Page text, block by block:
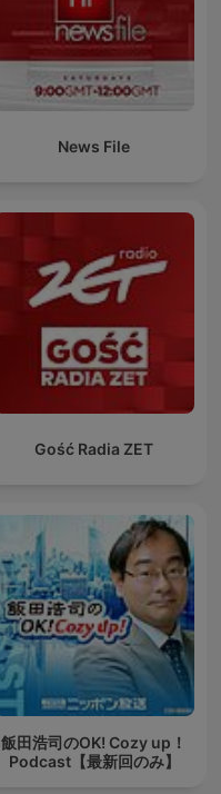
News File
Gość Radia ZET
飯田浩司のOK! Cozy up！
Podcast【最新回のみ】